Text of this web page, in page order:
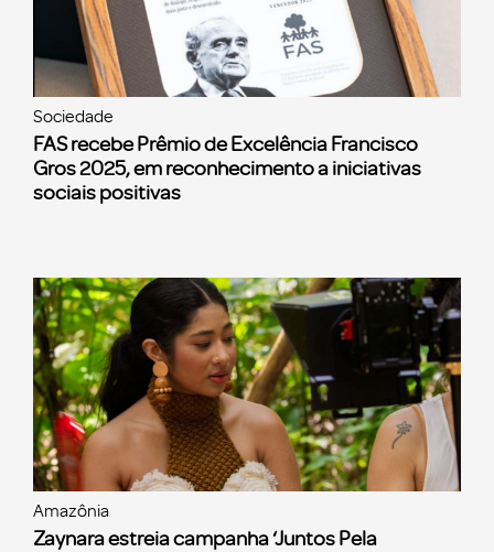
Sociedade
FAS recebe Prêmio de Excelência Francisco
Gros 2025, em reconhecimento a iniciativas
sociais positivas
Amazônia
Zaynara estreia campanha ‘Juntos Pela